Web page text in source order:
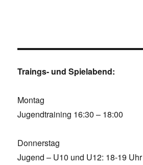
Traings- und Spielabend:
Montag
Jugendtraining 16:30 – 18:00
Donnerstag
Jugend – U10 und U12: 18-19 Uhr